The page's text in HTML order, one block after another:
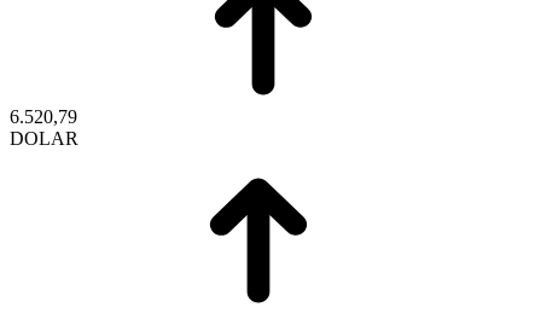
6.520,79
DOLAR